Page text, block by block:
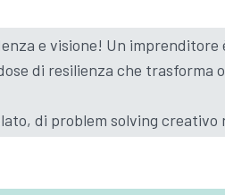
e visione! Un imprenditore
di resilienza che trasforma
di problem solving creativo